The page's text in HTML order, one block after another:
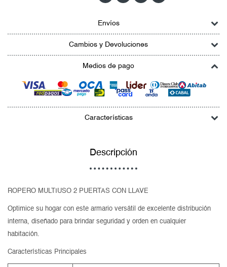
Envíos
Cambios y Devoluciones
Medios de pago
Características
Descripción
ROPERO MULTIUSO 2 PUERTAS CON LLAVE
Optimice su hogar con este armario versátil de excelente distribución
interna, diseñado para brindar seguridad y orden en cualquier
habitación.
Características Principales